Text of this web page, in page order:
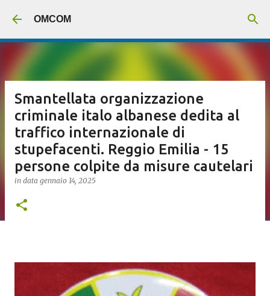
OMCOM
Smantellata organizzazione
criminale italo albanese dedita al
traffico internazionale di
stupefacenti. Reggio Emilia - 15
persone colpite da misure cautelari
in data gennaio 14, 2025